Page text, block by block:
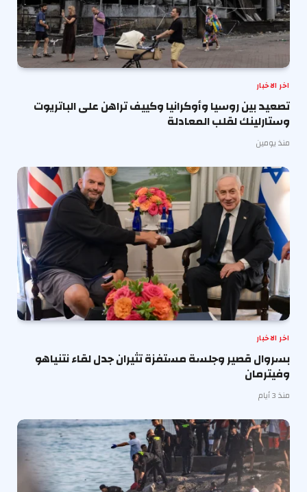
اخر الاخبار
تصعيد بين روسيا وأوكرانيا وكييف تراهن على الباتريوت
وستارلينك لقلب المعادلة
منذ يومين
اخر الاخبار
بسروال قصير وجلسة مستفزة تثيران جدل لقاء نتنياهو
وفيترمان
منذ 3 أيام